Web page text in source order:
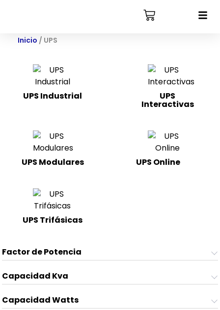
Inicio / UPS
UPS Industrial UPS
Interactivas
UPS Modulares UPS Online
UPS Trifásicas
Factor de Potencia
Capacidad Kva
Capacidad Watts